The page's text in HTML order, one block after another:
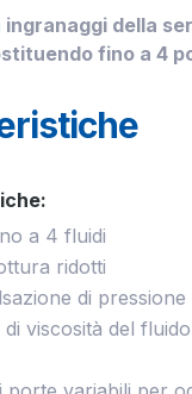
ingranaggi della
fino a 4
a 4 fluidi
ridotti
di pressione
viscosità del